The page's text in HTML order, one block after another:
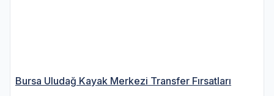
Bursa Uludağ Kayak Merkezi Transfer Fırsatları